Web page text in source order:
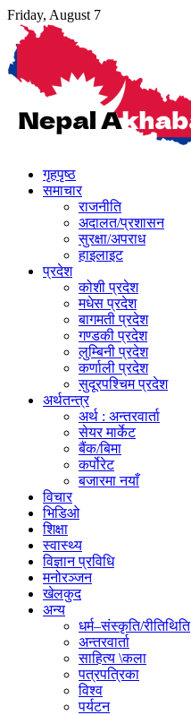
Skip
content
Friday, August 7
गृहपृष्ठ
समाचार
राजनीति
अदालत/प्रशासन
सुरक्षा/अपराध
हाइलाइट
प्रदेश
कोशी प्रदेश
मधेस प्रदेश
बागमती प्रदेश
गण्डकी प्रदेश
लुम्बिनी प्रदेश
कर्णाली प्रदेश
सुदूरपश्चिम प्रदेश
अर्थतन्त्र
अर्थ : अन्तरवार्ता
सेयर मार्केट
बैंक/बिमा
कर्पोरेट
बजारमा नयाँ
विचार
भिडिओ
शिक्षा
स्वास्थ्य
विज्ञान प्रविधि
मनोरञ्जन
खेलकुद
अन्य
धर्म–संस्कृति/रीतिथिति
अन्तरवार्ता
साहित्य \कला
पत्रपत्रिका
विश्व
पर्यटन